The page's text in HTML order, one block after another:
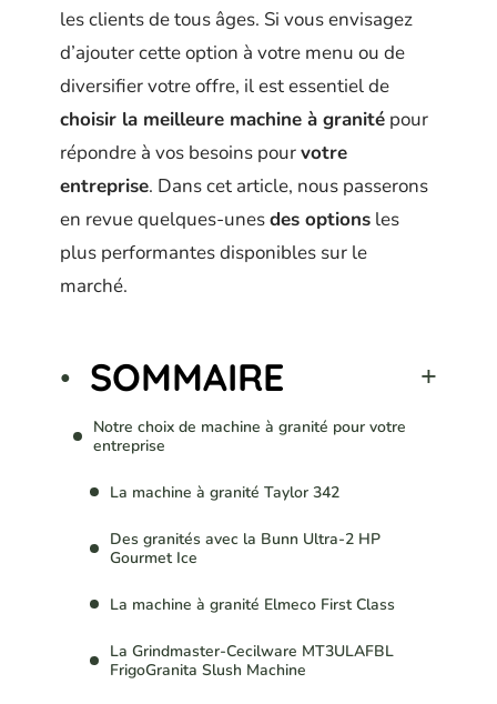
les clients de tous âges. Si vous envisagez
d’ajouter cette option à votre menu ou de
diversifier votre offre, il est essentiel de
choisir la meilleure machine à granité pour
répondre à vos besoins pourvotre
entreprise. Dans cet article, nous passerons
en revue quelques-unesdes options les
plus performantes disponibles sur le
marché.
SOMMAIRE
Notre choix de machine à granité pour votre
entreprise
La machine à granité Taylor 342
Des granités avec la Bunn Ultra-2 HP
Gourmet Ice
La machine à granité Elmeco First Class
La Grindmaster-Cecilware MT3ULAFBL
FrigoGranita Slush Machine